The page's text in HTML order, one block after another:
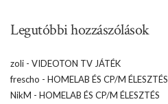
Legutóbbi hozzászólások
zoli - VIDEOTON TV JÁTÉK
frescho - HOMELAB ÉS CP/M ÉLESZTÉS
NikM - HOMELAB ÉS CP/M ÉLESZTÉS